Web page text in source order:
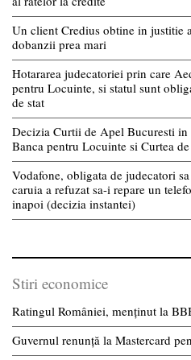
Un client Credius obtine in justitie
dobanzii prea mari
Hotararea judecatoriei prin care
pentru Locuinte, si statul sunt
de stat
Decizia Curtii de Apel Bucuresti
Banca pentru Locuinte si Curtea
Vodafone, obligata de judecatori
caruia a refuzat sa-i repare un
inapoi (decizia instantei)
Stiri economice
Ratingul României, menținut la
Guvernul renunță la Mastercard